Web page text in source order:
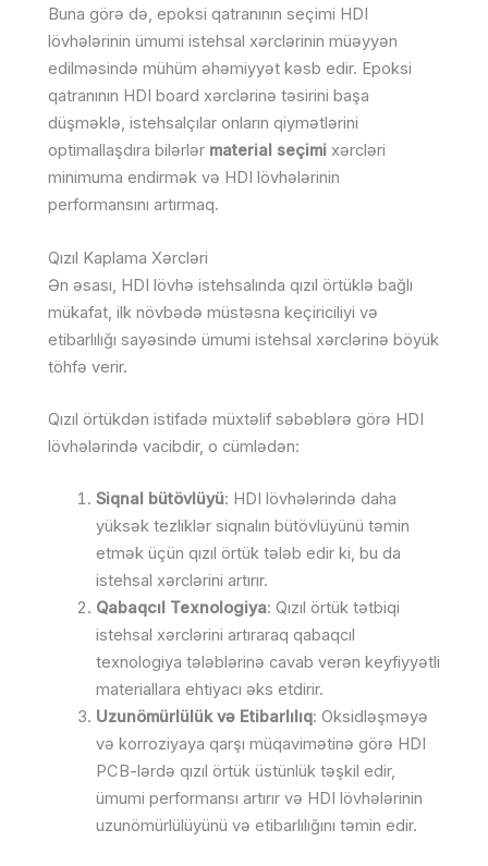
Buna görə də, epoksi qatranının seçimi HDI
lövhələrinin ümumi istehsal xərclərinin müəyyən
edilməsində mühüm əhəmiyyət kəsb edir. Epoksi
qatranının HDI board xərclərinə təsirini başa
düşməklə, istehsalçılar onların qiymətlərini
optimallaşdıra bilərlər material seçimi xərcləri
minimuma endirmək və HDI lövhələrinin
performansını artırmaq.
Qızıl Kaplama Xərcləri
Ən əsası, HDI lövhə istehsalında qızıl örtüklə bağlı
mükafat, ilk növbədə müstəsna keçiriciliyi və
etibarlılığı sayəsində ümumi istehsal xərclərinə böyük
töhfə verir.
Qızıl örtükdən istifadə müxtəlif səbəblərə görə HDI
lövhələrində vacibdir, o cümlədən:
Siqnal bütövlüyü: HDI lövhələrində daha
yüksək tezliklər siqnalın bütövlüyünü təmin
etmək üçün qızıl örtük tələb edir ki, bu da
istehsal xərclərini artırır.
Qabaqcıl Texnologiya: Qızıl örtük tətbiqi
istehsal xərclərini artıraraq qabaqcıl
texnologiya tələblərinə cavab verən keyfiyyətli
materiallara ehtiyacı əks etdirir.
Uzunömürlülük və Etibarlılıq: Oksidləşməyə
və korroziyaya qarşı müqavimətinə görə HDI
PCB-lərdə qızıl örtük üstünlük təşkil edir,
ümumi performansı artırır və HDI lövhələrinin
uzunömürlülüyünü və etibarlılığını təmin edir.